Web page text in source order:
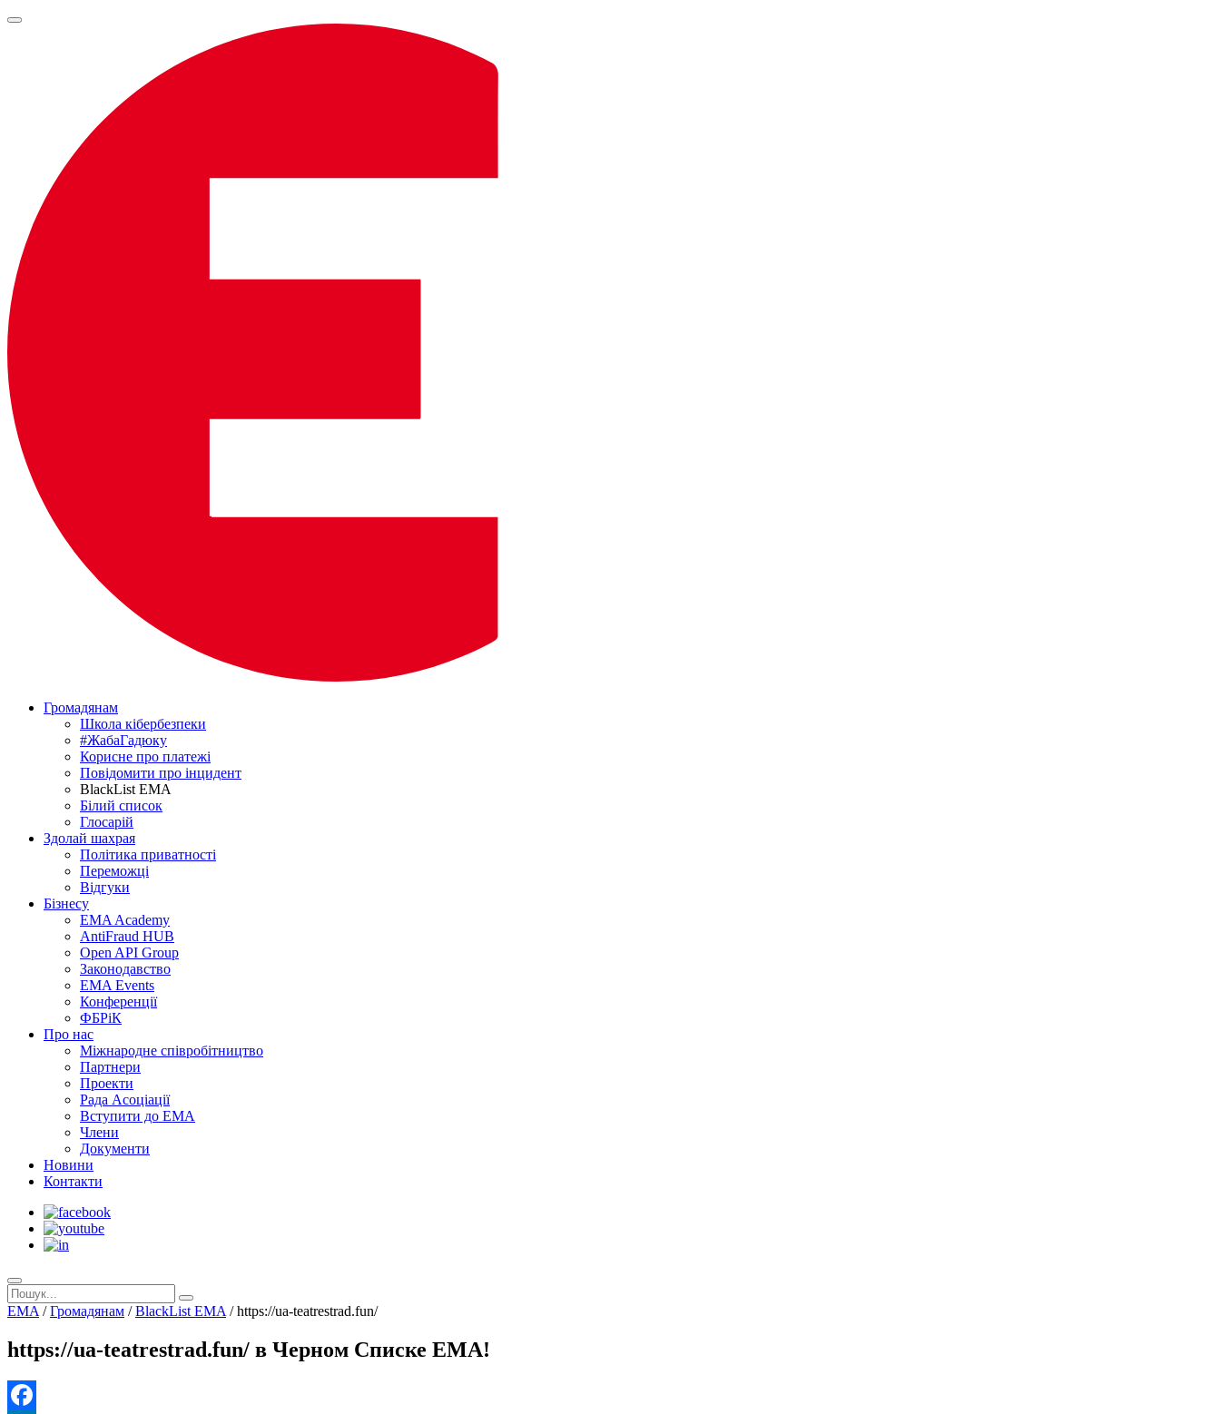
Громадянам
Школа кібербезпеки
#ЖабаГадюку
Корисне про платежі
Повідомити про інцидент
BlackList EMA
Білий список
Глосарій
Здолай шахрая
Політика приватності
Переможцi
Відгуки
Бізнесу
EMA Academy
AntiFraud HUB
Open API Group
Законодавство
EMA Events
Конференції
ФБРіК
Про нас
Міжнародне співробітництво
Партнери
Проекти
Рада Асоціації
Вступити до ЕМА
Члени
Документи
Новини
Контакти
EMA /Громадянам /BlackList EMA /https://ua-teatrestrad.fun/
https://ua-teatrestrad.fun/ в Черном Списке ЕМА!